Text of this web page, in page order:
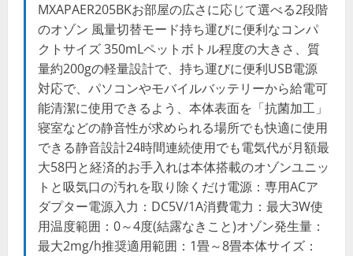
MXAPAER205BKお部屋の広さに応じて選べる2段階
のオゾン 風量切替モード持ち運びに便利なコンパ
クトサイズ 350mLペットボトル程度の大きさ、質
量約200gの軽量設計で、持ち運びに便利USB電源
対応で、パソコンやモバイルバッテリーから給電可
能清潔に使用できるよう、本体表面を「抗菌加工」
寝室などの静音性が求められる場所でも快適に使用
できる静音設計24時間連続使用でも電気代が月額最
大58円と経済的お手入れは本体搭載のオゾンユニッ
トと吸気口の汚れを取り除くだけ電源：専用ACア
ダプター電源入力：DC5V/1A消費電力：最大3W使
用温度範囲：0～4度(結露なきこと)オゾン発生量：
最大2mg/h推奨適用範囲：1畳～8畳本体サイズ：